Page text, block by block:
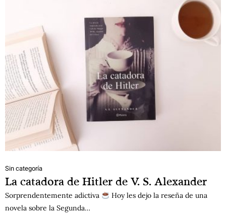
Sin categoría
La catadora de Hitler de V. S. Alexander
Sorprendentemente adictiva
Hoy les dejo la reseña de una
novela sobre la Segunda…